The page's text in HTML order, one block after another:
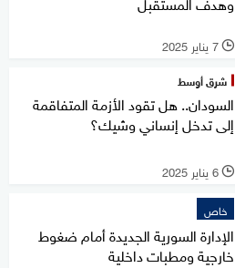
l 7 يناير 2025
شرق أوسط
السودان.. هل تقود الأزمة المتفاقمة
إلى تدخل إنساني وشيك؟
l 6 يناير 2025
خاص
الإدارة السورية الجديدة أمام ضغوط
خارجية ومطبات داخلية